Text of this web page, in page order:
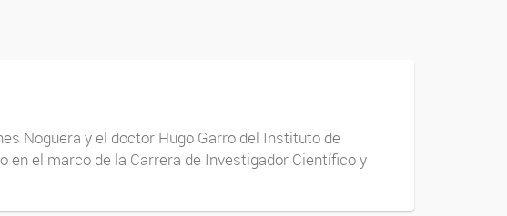
Noguera y el doctor Hugo Garro del Instituto de
en el marco de la Carrera de Investigador Científico y